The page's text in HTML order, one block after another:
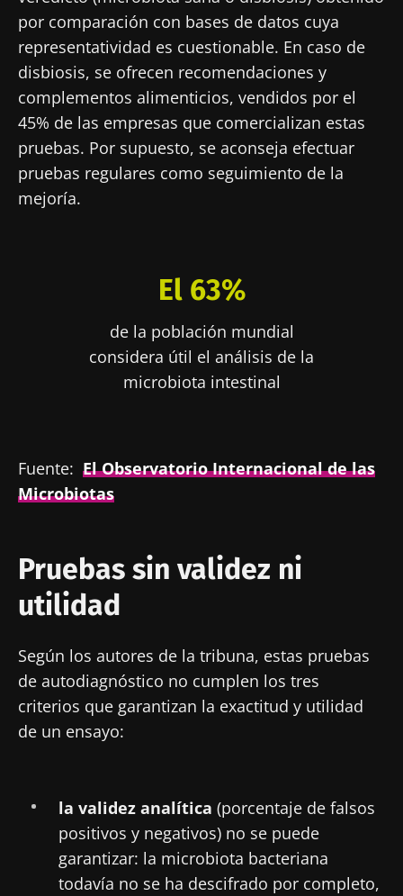
por comparación con bases de datos cuya
representatividad es cuestionable. En caso de
disbiosis, se ofrecen recomendaciones y
complementos alimenticios, vendidos por el
45% de las empresas que comercializan estas
pruebas. Por supuesto, se aconseja efectuar
pruebas regulares como seguimiento de la
mejoría.
El 63%
de la población mundial
considera útil el análisis de la
microbiota intestinal
Fuente: El Observatorio Internacional de las
Microbiotas
Pruebas sin validez ni
utilidad
Según los autores de la tribuna, estas pruebas
de autodiagnóstico no cumplen los tres
criterios que garantizan la exactitud y utilidad
de un ensayo:
la validez analítica (porcentaje de falsos
positivos y negativos) no se puede
garantizar: la microbiota bacteriana
todavía no se ha descifrado por completo,